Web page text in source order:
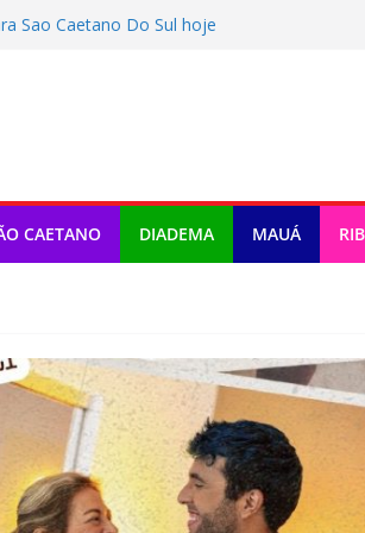
Sao Caetano Do Sul hoje
Ribeirao Pires hoje (07/08/2026)
Diadema hoje (07/08/2026)
Maua hoje (07/08/2026)
CAETANO DIADEMA MAUÁ